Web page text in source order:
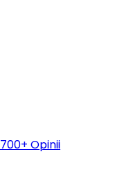
700+ Opinii